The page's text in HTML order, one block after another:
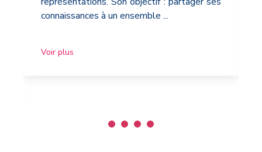
connaissances à un ensemble ...
Voir plus